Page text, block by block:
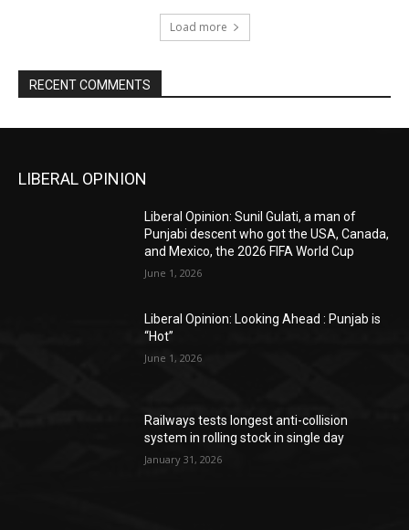
Load more
RECENT COMMENTS
LIBERAL OPINION
Liberal Opinion: Sunil Gulati, a man of
Punjabi descent who got the USA, Canada,
and Mexico, the 2026 FIFA World Cup
June 1, 2026
Liberal Opinion: Looking Ahead : Punjab is
“Hot”
June 1, 2026
Railways tests longest anti-collision
system in rolling stock in single day
January 31, 2026